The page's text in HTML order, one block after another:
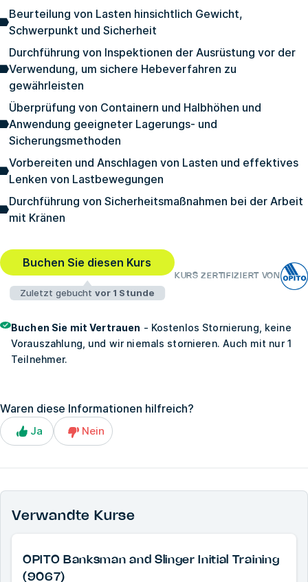
Beurteilung von Lasten hinsichtlich Gewicht,
Schwerpunkt und Sicherheit
Durchführung von Inspektionen der Ausrüstung vor der
Verwendung, um sichere Hebeverfahren zu
gewährleisten
Überprüfung von Containern und Halbhöhen und
Anwendung geeigneter Lagerungs- und
Sicherungsmethoden
Vorbereiten und Anschlagen von Lasten und effektives
Lenken von Lastbewegungen
Durchführung von Sicherheitsmaßnahmen bei der Arbeit
mit Kränen
Buchen Sie diesen Kurs
Zuletzt gebucht vor 1 Stunde
KURS ZERTIFIZIERT VON
Buchen Sie mit Vertrauen - Kostenlos Stornierung, keine
Vorauszahlung, und wir niemals stornieren. Auch mit nur 1
Teilnehmer.
Waren diese Informationen hilfreich?
Ja Nein
Verwandte Kurse
OPITO Banksman and Slinger Initial Training
(9067)